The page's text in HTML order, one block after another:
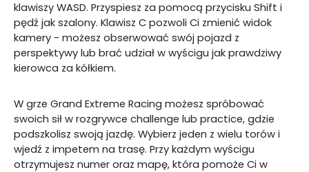
klawiszy WASD. Przyspiesz za pomocą przycisku Shift i
pędź jak szalony. Klawisz C pozwoli Ci zmienić widok
kamery - możesz obserwować swój pojazd z
perspektywy lub brać udział w wyścigu jak prawdziwy
kierowca za kółkiem.
W grze Grand Extreme Racing możesz spróbować
swoich sił w rozgrywce challenge lub practice, gdzie
podszkolisz swoją jazdę. Wybierz jeden z wielu torów i
wjedź z impetem na trasę. Przy każdym wyścigu
otrzymujesz numer oraz mapę, która pomoże Ci w